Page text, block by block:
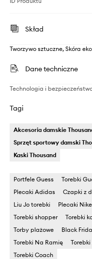
Skład
Tworzywo sztuczne, Skóra
Dane techniczne
Technologia i
Tagi
Akcesoria damskie
Sprzęt sportowy damski
Kaski Thousand
Portfele Guess Torebki
Plecaki Adidas
Czapki z
Liu Jo torebki
Plecaki Nike
Torebki shopper
Torebki
Torby plażowe
Black
Torebki Na Ramię
Torebki Coach